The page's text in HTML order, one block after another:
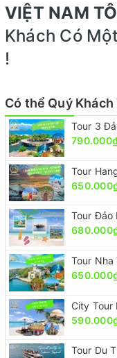
VIỆT NAM
Khách Có
!
Có thể Quý